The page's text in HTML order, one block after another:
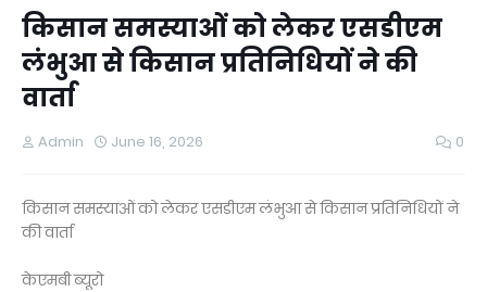
किसान समस्याओं को लेकर एसडीएम
लंभुआ से किसान प्रतिनिधियों ने की
वार्ता
Admin June 16, 2026 0
किसान समस्याओं को लेकर एसडीएम लंभुआ से किसान प्रतिनिधियों ने
की वार्ता
केएमबी ब्यूरो